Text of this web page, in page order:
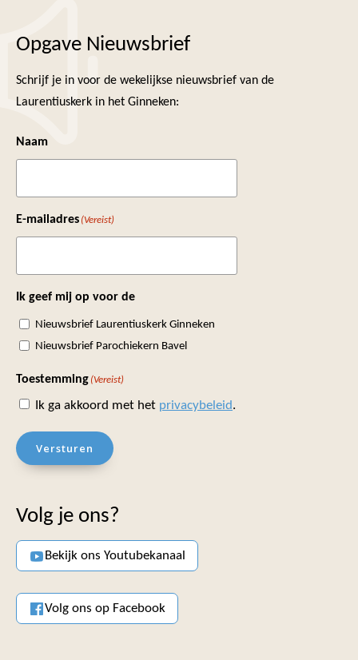
Opgave Nieuwsbrief
Schrijf je in voor de wekelijkse nieuwsbrief van de
Laurentiuskerk in het Ginneken:
Naam
E-mailadres (Vereist)
Ik geef mij op voor de
Nieuwsbrief Laurentiuskerk Ginneken
Nieuwsbrief Parochiekern Bavel
Toestemming (Vereist)
Ik ga akkoord met het privacybeleid.
Versturen
Volg je ons?
Bekijk ons Youtubekanaal
Volg ons op Facebook